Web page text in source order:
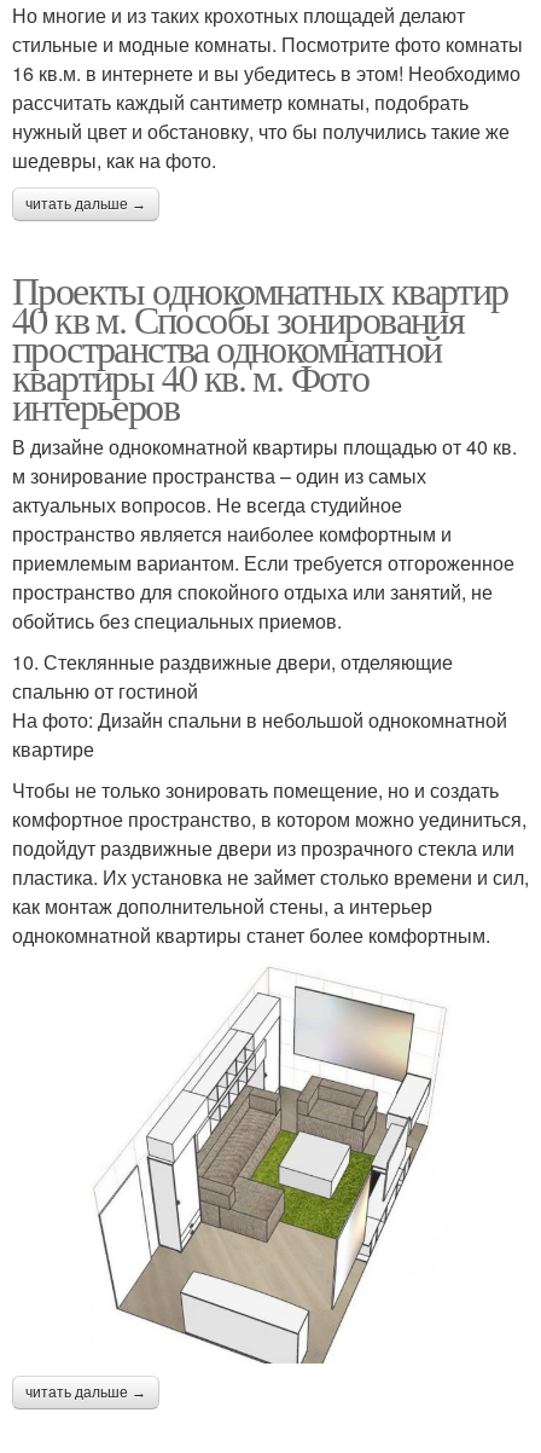
Но многие и из таких крохотных площадей делают
стильные и модные комнаты. Посмотрите фото комнаты
16 кв.м. в интернете и вы убедитесь в этом! Необходимо
рассчитать каждый сантиметр комнаты, подобрать
нужный цвет и обстановку, что бы получились такие же
шедевры, как на фото.
читать дальше →
Проекты однокомнатных квартир
40 кв м. Способы зонирования
пространства однокомнатной
квартиры 40 кв. м. Фото
интерьеров
В дизайне однокомнатной квартиры площадью от 40 кв.
м зонирование пространства – один из самых
актуальных вопросов. Не всегда студийное
пространство является наиболее комфортным и
приемлемым вариантом. Если требуется отгороженное
пространство для спокойного отдыха или занятий, не
обойтись без специальных приемов.
10. Стеклянные раздвижные двери, отделяющие
спальню от гостиной
На фото: Дизайн спальни в небольшой однокомнатной
квартире
Чтобы не только зонировать помещение, но и создать
комфортное пространство, в котором можно уединиться,
подойдут раздвижные двери из прозрачного стекла или
пластика. Их установка не займет столько времени и сил,
как монтаж дополнительной стены, а интерьер
однокомнатной квартиры станет более комфортным.
читать дальше →